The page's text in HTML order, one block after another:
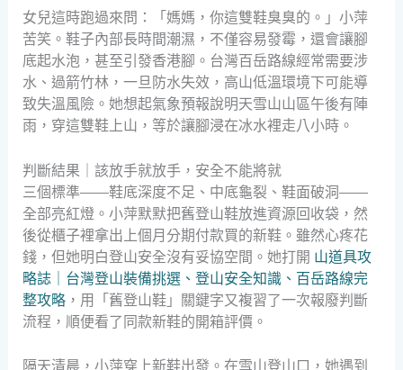
女兒這時跑過來問：「媽媽，你這雙鞋臭臭的。」小萍
苦笑。鞋子內部長時間潮濕，不僅容易發霉，還會讓腳
底起水泡，甚至引發香港腳。台灣百岳路線經常需要涉
水、過箭竹林，一旦防水失效，高山低溫環境下可能導
致失溫風險。她想起氣象預報說明天雪山山區午後有陣
雨，穿這雙鞋上山，等於讓腳浸在冰水裡走八小時。
判斷結果｜該放手就放手，安全不能將就
三個標準——鞋底深度不足、中底龜裂、鞋面破洞——
全部亮紅燈。小萍默默把舊登山鞋放進資源回收袋，然
後從櫃子裡拿出上個月分期付款買的新鞋。雖然心疼花
錢，但她明白登山安全沒有妥協空間。她打開 山道具攻
略誌｜台灣登山裝備挑選、登山安全知識、百岳路線完
整攻略，用「舊登山鞋」關鍵字又複習了一次報廢判斷
流程，順便看了同款新鞋的開箱評價。
隔天清晨，小萍穿上新鞋出發。在雪山登山口，她遇到